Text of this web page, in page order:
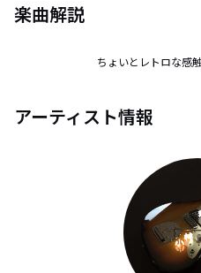
楽曲解説
ちょいとレトロな感
アーティスト情報